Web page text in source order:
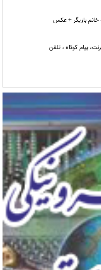
بازیگر + عکس
پیام کوتاه ، تلفن